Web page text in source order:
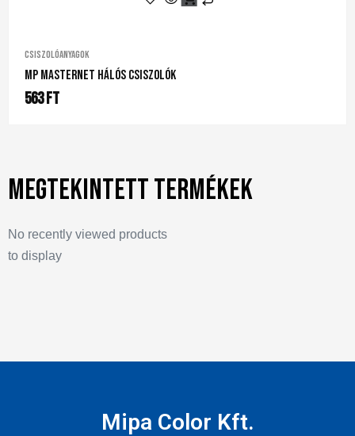
Csiszolóanyagok
MP Masternet Hálós Csiszolók
563Ft
Megtekintett termékek
No recently viewed products
to display
Mipa Color Kft.